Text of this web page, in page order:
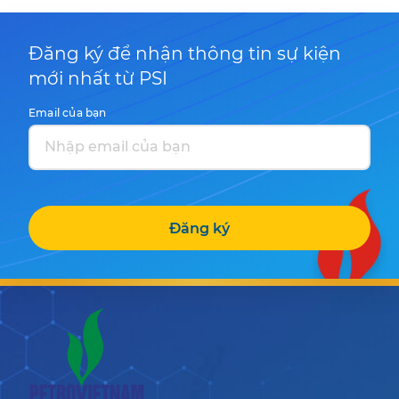
Đăng ký để nhận thông tin sự kiện
mới nhất từ PSI
Email của bạn
Đăng ký